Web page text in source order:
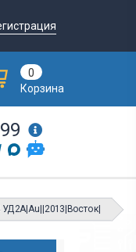
0
Корзина
УД2А|Au||2013|Восток|